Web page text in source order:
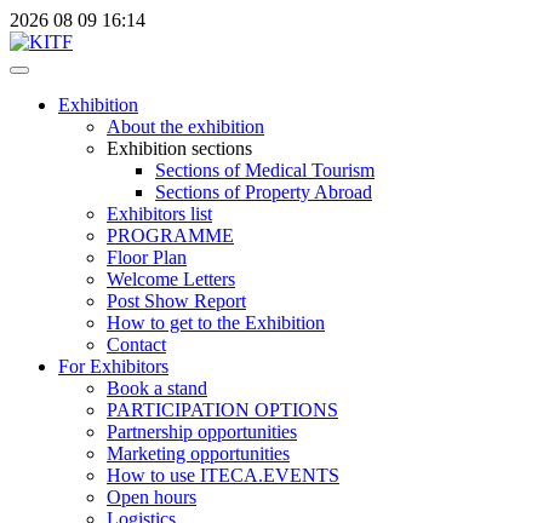
2026 08 09 16:14
Exhibition
About the exhibition
Exhibition sections
Sections of Medical Tourism
Sections of Property Abroad
Exhibitors list
PROGRAMME
Floor Plan
Welcome Letters
Post Show Report
How to get to the Exhibition
Contact
For Exhibitors
Book a stand
PARTICIPATION OPTIONS
Partnership opportunities
Marketing opportunities
How to use ITECA.EVENTS
Open hours
Logistics